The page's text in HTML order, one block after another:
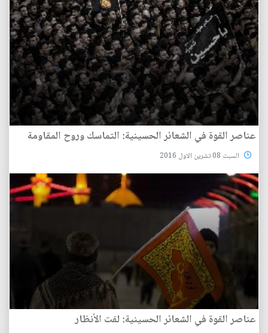
عناصر القوة في الشعائر الحسينية: التماسك وروح المقاومة
السبت 08 تشرين الاول 2016
عناصر القوة في الشعائر الحسينية: لفت الأنظار